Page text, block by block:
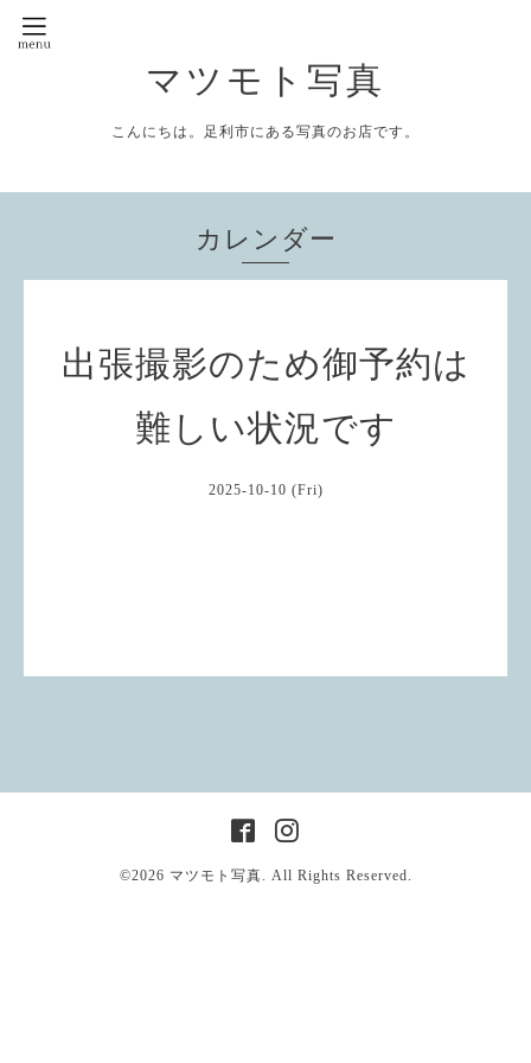
マツモト写真
こんにちは。足利市にある写真のお店です。
カレンダー
出張撮影のため御予約は
難しい状況です
2025-10-10 (Fri)
©2026 マツモト写真. All Rights Reserved.